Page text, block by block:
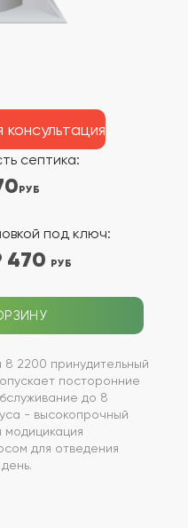
септика:
РУБ
под ключ:
470 РУБ
2200 принудительный
посторонние
до 8
- высокопрочный
модицикация
для отведения